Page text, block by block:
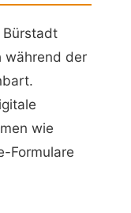
Bürstadt
während der
wie
Formulare